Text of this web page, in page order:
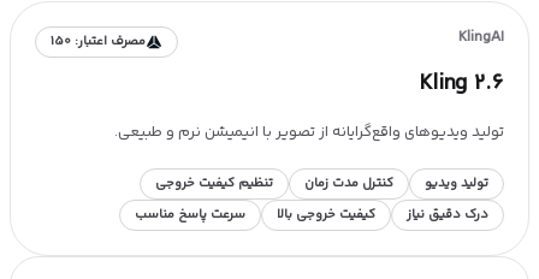
KlingAI مصرف اعتبار: 150
Kling 2.6
تولید ویدیوهای واقع‌گرایانه از تصویر با انیمیشن نرم و طبیعی.
تولید ویدیو کنترل مدت زمان
تنظیم کیفیت خروجی
درک دقیق نیاز
کیفیت خروجی بالا سرعت پاسخ مناسب